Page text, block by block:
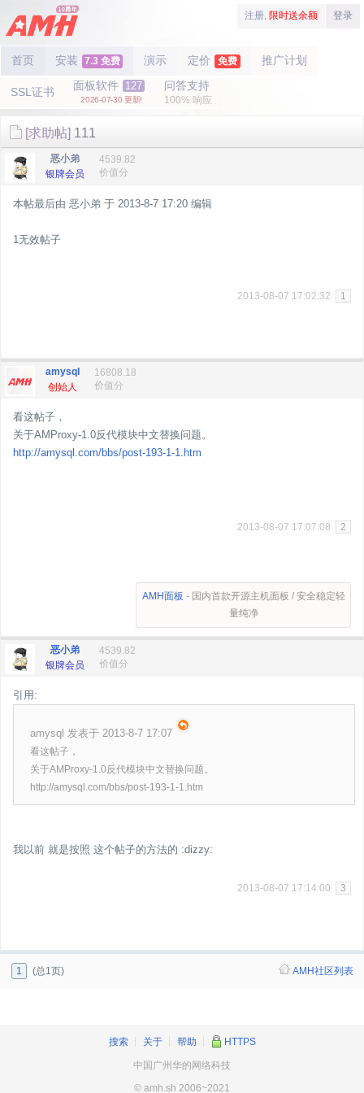
注册, 限时送余额 登录
首页 安装 7.3 免费 演示 定价 免费 推广计划
SSL证书 面板软件 127
2026-07-30 更新!
问答支持
100% 响应
[求助帖] 111
恶小弟
银牌会员
4539.82
价值分
本帖最后由 恶小弟 于 2013-8-7 17:20 编辑
1无效帖子
2013-08-07 17:02:32 1
amysql
创始人
16808.18
价值分
看这帖子，
关于AMProxy-1.0反代模块中文替换问题。
http://amysql.com/bbs/post-193-1-1.htm
2013-08-07 17:07:08 2
AMH面板 - 国内首款开源主机面板 / 安全稳定轻
量纯净
恶小弟
银牌会员
4539.82
价值分
引用:
amysql 发表于 2013-8-7 17:07
看这帖子，
关于AMProxy-1.0反代模块中文替换问题。
http://amysql.com/bbs/post-193-1-1.htm
我以前 就是按照 这个帖子的方法的 :dizzy:
2013-08-07 17:14:00 3
1 (总1页) AMH社区列表
搜索┊ 关于┊ 帮助 HTTPS
中国广州华的网络科技
© amh.sh 2006~2021